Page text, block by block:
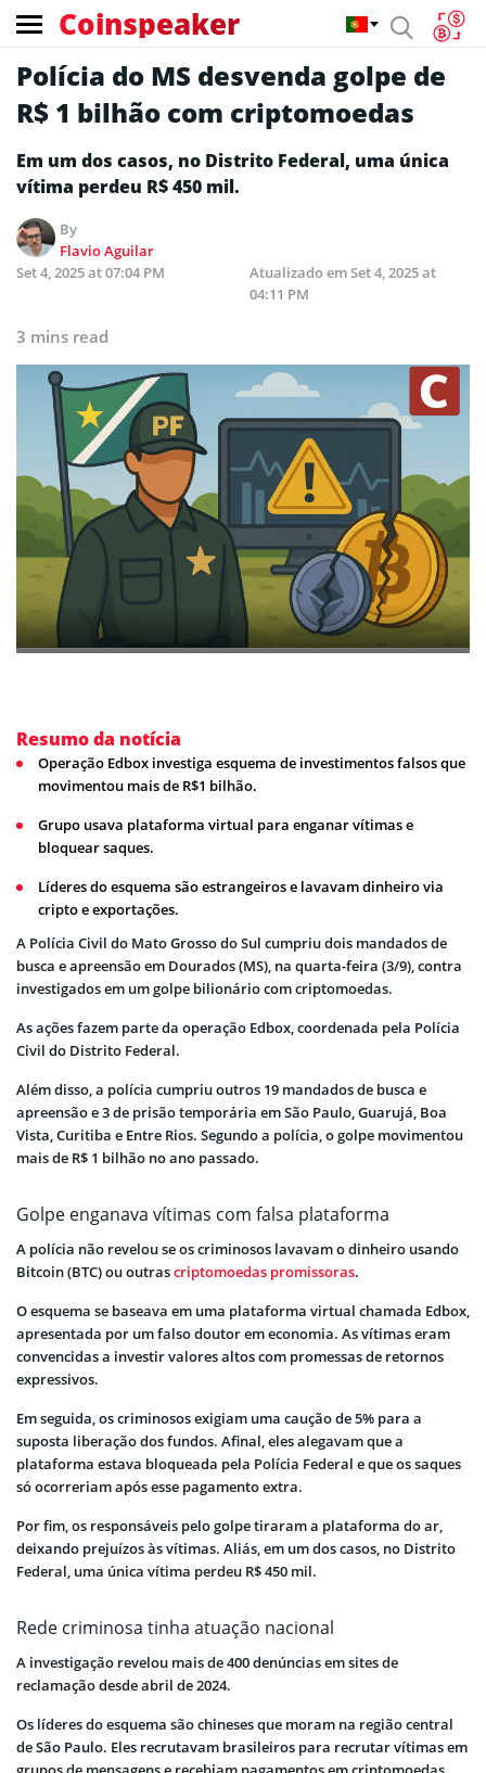
Coinspeaker
Polícia do MS desvenda golpe de
R$ 1 bilhão com criptomoedas
Em um dos casos, no Distrito Federal, uma única
vítima perdeu R$ 450 mil.
By
Flavio Aguilar
Set 4, 2025 at 07:04 PM
Atualizado emSet 4, 2025 at
04:11 PM
3 mins read
Resumo da notícia
Operação Edbox investiga esquema de investimentos falsos que
movimentou mais de R$1 bilhão.
Grupo usava plataforma virtual para enganar vítimas e
bloquear saques.
Líderes do esquema são estrangeiros e lavavam dinheiro via
cripto e exportações.
A Polícia Civil do Mato Grosso do Sul cumpriu dois mandados de
busca e apreensão em Dourados (MS), na quarta-feira (3/9), contra
investigados em um golpe bilionário com criptomoedas.
As ações fazem parte da operação Edbox, coordenada pela Polícia
Civil do Distrito Federal.
Além disso, a polícia cumpriu outros 19 mandados de busca e
apreensão e 3 de prisão temporária em São Paulo, Guarujá, Boa
Vista, Curitiba e Entre Rios. Segundo a polícia, o golpe movimentou
mais de R$ 1 bilhão no ano passado.
Golpe enganava vítimas com falsa plataforma
A polícia não revelou se os criminosos lavavam o dinheiro usando
Bitcoin (BTC) ou outrascriptomoedas promissoras.
O esquema se baseava em uma plataforma virtual chamada Edbox,
apresentada por um falso doutor em economia. As vítimas eram
convencidas a investir valores altos com promessas de retornos
expressivos.
Em seguida, os criminosos exigiam uma caução de 5% para a
suposta liberação dos fundos. Afinal, eles alegavam que a
plataforma estava bloqueada pela Polícia Federal e que os saques
só ocorreriam após esse pagamento extra.
Por fim, os responsáveis pelo golpe tiraram a plataforma do ar,
deixando prejuízos às vítimas. Aliás, em um dos casos, no Distrito
Federal, uma única vítima perdeu R$ 450 mil.
Rede criminosa tinha atuação nacional
A investigação revelou mais de 400 denúncias em sites de
reclamação desde abril de 2024.
Os líderes do esquema são chineses que moram na região central
de São Paulo. Eles recrutavam brasileiros para recrutar vítimas em